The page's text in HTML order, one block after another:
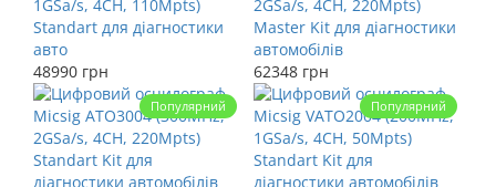
1GSa/s, 4CH, 110Mpts)
Standart для діагностики
авто
48990 грн
2GSa/s, 4CH, 220Mpts)
Master Kit для діагностики
автомобілів
62348 грн
Популярний Популярний